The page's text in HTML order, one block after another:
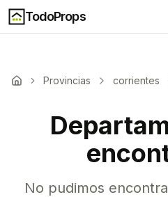
TodoProps
Provincias corrientes
No pudimos